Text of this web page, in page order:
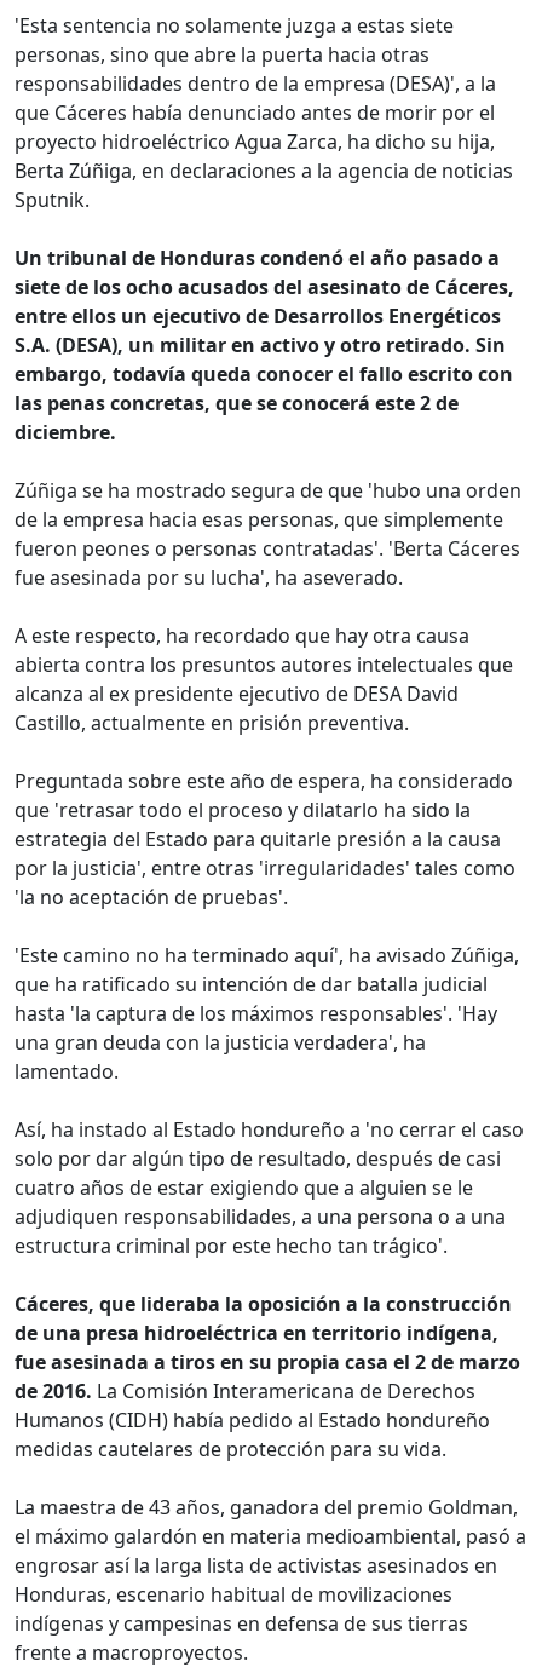
'Esta sentencia no solamente juzga a estas siete
personas, sino que abre la puerta hacia otras
responsabilidades dentro de la empresa (DESA)', a la
que Cáceres había denunciado antes de morir por el
proyecto hidroeléctrico Agua Zarca, ha dicho su hija,
Berta Zúñiga, en declaraciones a la agencia de noticias
Sputnik.
Un tribunal de Honduras condenó el año pasado a
siete de los ocho acusados del asesinato de Cáceres,
entre ellos un ejecutivo de Desarrollos Energéticos
S.A. (DESA), un militar en activo y otro retirado. Sin
embargo, todavía queda conocer el fallo escrito con
las penas concretas, que se conocerá este 2 de
diciembre.
Zúñiga se ha mostrado segura de que 'hubo una orden
de la empresa hacia esas personas, que simplemente
fueron peones o personas contratadas'. 'Berta Cáceres
fue asesinada por su lucha', ha aseverado.
A este respecto, ha recordado que hay otra causa
abierta contra los presuntos autores intelectuales que
alcanza al ex presidente ejecutivo de DESA David
Castillo, actualmente en prisión preventiva.
Preguntada sobre este año de espera, ha considerado
que 'retrasar todo el proceso y dilatarlo ha sido la
estrategia del Estado para quitarle presión a la causa
por la justicia', entre otras 'irregularidades' tales como
'la no aceptación de pruebas'.
'Este camino no ha terminado aquí', ha avisado Zúñiga,
que ha ratificado su intención de dar batalla judicial
hasta 'la captura de los máximos responsables'. 'Hay
una gran deuda con la justicia verdadera', ha
lamentado.
Así, ha instado al Estado hondureño a 'no cerrar el caso
solo por dar algún tipo de resultado, después de casi
cuatro años de estar exigiendo que a alguien se le
adjudiquen responsabilidades, a una persona o a una
estructura criminal por este hecho tan trágico'.
Cáceres, que lideraba la oposición a la construcción
de una presa hidroeléctrica en territorio indígena,
fue asesinada a tiros en su propia casa el 2 de marzo
de 2016. La Comisión Interamericana de Derechos
Humanos (CIDH) había pedido al Estado hondureño
medidas cautelares de protección para su vida.
La maestra de 43 años, ganadora del premio Goldman,
el máximo galardón en materia medioambiental, pasó a
engrosar así la larga lista de activistas asesinados en
Honduras, escenario habitual de movilizaciones
indígenas y campesinas en defensa de sus tierras
frente a macroproyectos.